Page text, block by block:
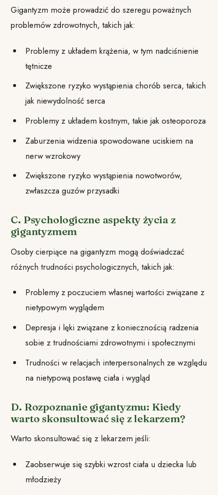
Gigantyzm może prowadzić do szeregu poważnych
problemów zdrowotnych, takich jak:
Problemy z układem krążenia, w tym nadciśnienie
tętnicze
Zwiększone ryzyko wystąpienia chorób serca, takich
jak niewydolność serca
Problemy z układem kostnym, takie jak osteoporoza
Zaburzenia widzenia spowodowane uciskiem na
nerw wzrokowy
Zwiększone ryzyko wystąpienia nowotworów,
zwłaszcza guzów przysadki
C. Psychologiczne aspekty życia z
gigantyzmem
Osoby cierpiące na gigantyzm mogą doświadczać
różnych trudności psychologicznych, takich jak:
Problemy z poczuciem własnej wartości związane z
nietypowym wyglądem
Depresja i lęki związane z koniecznością radzenia
sobie z trudnościami zdrowotnymi i społecznymi
Trudności w relacjach interpersonalnych ze względu
na nietypową postawę ciała i wygląd
D. Rozpoznanie gigantyzmu: Kiedy
warto skonsultować się z lekarzem?
Warto skonsultować się z lekarzem jeśli:
Zaobserwuje się szybki wzrost ciała u dziecka lub
młodzieży